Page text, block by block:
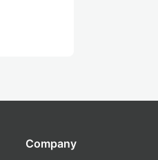
Company